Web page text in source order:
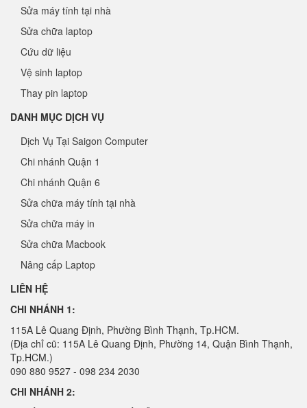
Sửa máy tính tại nhà
Sửa chữa laptop
Cứu dữ liệu
Vệ sinh laptop
Thay pin laptop
DANH MỤC DỊCH VỤ
Dịch Vụ Tại Saigon Computer
Chi nhánh Quận 1
Chi nhánh Quận 6
Sửa chữa máy tính tại nhà
Sửa chữa máy in
Sửa chữa Macbook
Nâng cấp Laptop
LIÊN HỆ
CHI NHÁNH 1:
115A Lê Quang Định, Phường Bình Thạnh, Tp.HCM.
(Địa chỉ cũ: 115A Lê Quang Định, Phường 14, Quận Bình Thạnh,
Tp.HCM.)
090 880 9527 - 098 234 2030
CHI NHÁNH 2: